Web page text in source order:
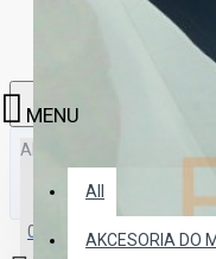
All
All
AKCESORIA DO
0 produkt(ów) - 0.00 zł